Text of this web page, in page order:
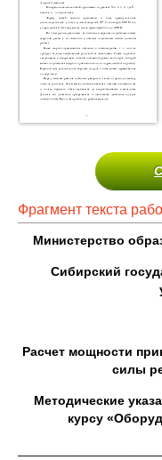
Фрагмент текста
Министерство
Сибирский
Расчет мощности
силы
Методические
курсу